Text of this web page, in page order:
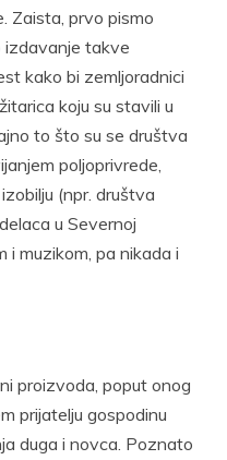
Zaista, prvo pismo
izdavanje takve
kako bi zemljoradnici
koju su stavili u
to što su se društva
poljoprivrede,
(npr. društva
u Severnoj
i muzikom, pa nikada i
proizvoda, poput onog
prijatelju gospodinu
duga i novca. Poznato